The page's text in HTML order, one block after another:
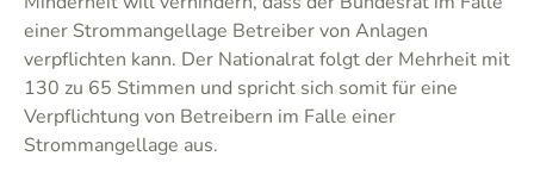
einer Strommangellage Betreiber von Anlagen
verpflichten kann. Der Nationalrat folgt der Mehrheit mit
130 zu 65 Stimmen und spricht sich somit für eine
Verpflichtung von Betreibern im Falle einer
Strommangellage aus.